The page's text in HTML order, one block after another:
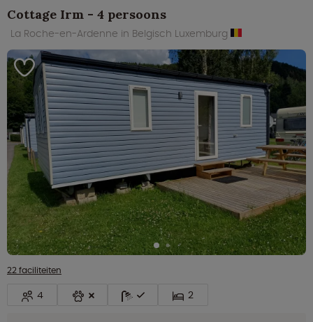
Cottage Irm - 4 persoons
La Roche-en-Ardenne in Belgisch Luxemburg
22 faciliteiten
4 2